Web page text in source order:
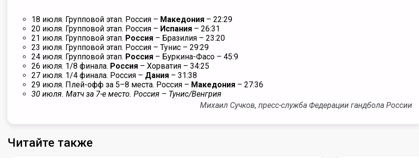
18 июля. Групповой этап. Россия – Македония – 22:29
20 июля. Групповой этап. Россия – Испания – 26:31
21 июля. Групповой этап. Россия – Бразилия – 23:20
23 июля. Групповой этап. Россия – Тунис – 29:29
24 июля. Групповой этап. Россия – Буркина-Фасо – 45:9
26 июля. 1/8 финала. Россия – Хорватия – 34:25
27 июля. 1/4 финала. Россия – Дания – 31:38
29 июля. Плей-офф за 5–8 места. Россия – Македония – 27:36
30 июля. Матч за 7-е место. Россия – Тунис/Венгрия
Михаил Сучков, пресс-служба Федерации гандбола России
Читайте также